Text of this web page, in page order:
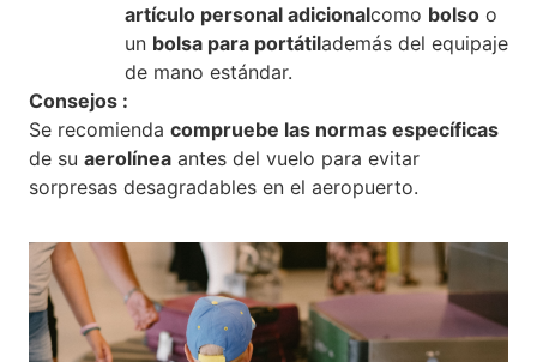
artículo personal adicionalcomo bolso o
un bolsa para portátilademás del equipaje
de mano estándar.
Consejos :
Se recomienda compruebe las normas específicas
de su aerolínea antes del vuelo para evitar
sorpresas desagradables en el aeropuerto.